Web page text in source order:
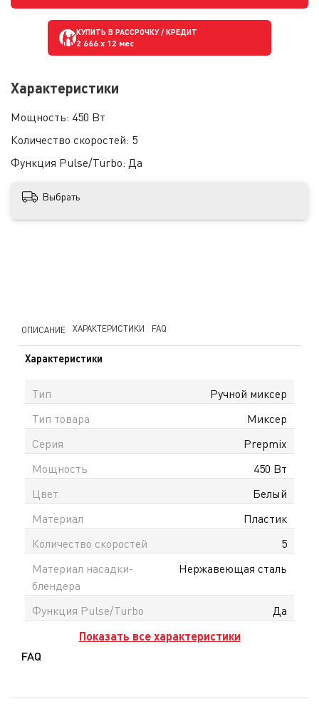
КУПИТЬ В РАССРОЧКУ / КРЕДИТ
2 666 x 12 мес
Характеристики
Мощность: 450 Вт
Количество скоростей: 5
Функция Pulse/Turbo: Да
Выбрать
ОПИСАНИЕ ХАРАКТЕРИСТИКИ FAQ
Характеристики
Тип
Ручной миксер
Тип товара
Миксер
Серия
Prepmix
Мощность
450 Вт
Цвет
Белый
Материал
Пластик
Количество скоростей
5
Материал насадки-
блендера
Нержавеющая сталь
Функция Pulse/Turbo Да
Показать все характеристики
FAQ